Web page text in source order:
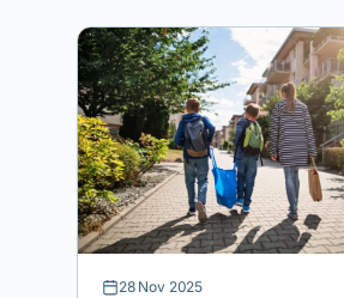
reducerea deșeurilor, economie
echitabilă, educație practică).
Credem în consumul
dorim să oferim o platformă
creatori locali pentru ca
să fie împărtășite în comunitate.
28 Nov 2025